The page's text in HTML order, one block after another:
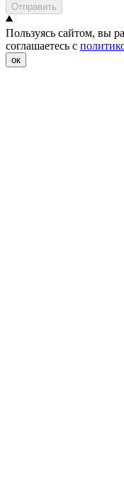
Отправить
Пользуясь сайтом, вы
соглашаетесь с
ок